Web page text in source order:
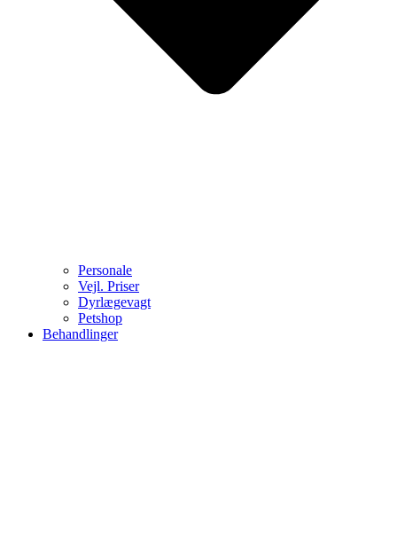
Personale
Vejl. Priser
Dyrlægevagt
Petshop
Behandlinger